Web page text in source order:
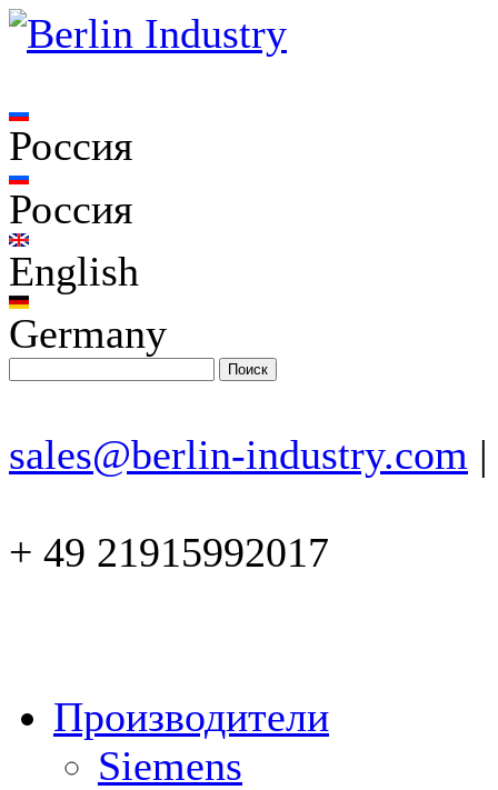
Россия
Россия
English
Germany
sales@berlin-industry.com |
+ 49 21915992017
Производители
Siemens